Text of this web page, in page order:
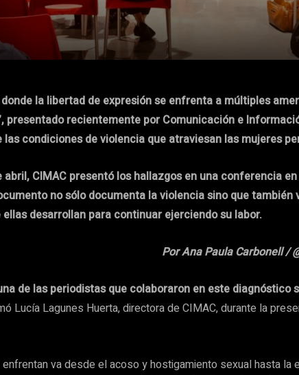
la libertad de expresión se enfrenta a múltiples
presentado recientemente por Comunicación e
las condiciones de violencia que atraviesan las mujeres
abril, CIMAC presentó los hallazgos en una conferencia
no sólo documenta la violencia sino que
desarrollan para continuar ejerciendo su labor.
Por Ana Paula Carbonell /
de las periodistas que colaboraron en este diagnóstico
Lucía Lagunes Huerta, directora de CIMAC, durante la
enfrentan va desde el acoso y hostigamiento sexual hasta la